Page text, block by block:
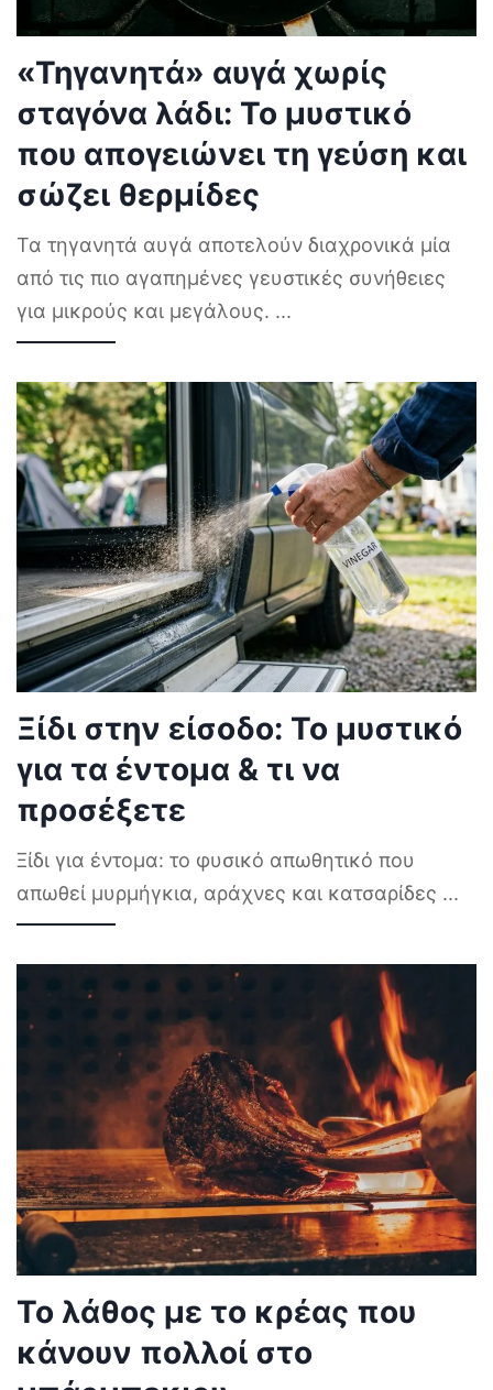
«Τηγανητά» αυγά χωρίς
σταγόνα λάδι: Το μυστικό
που απογειώνει τη γεύση και
σώζει θερμίδες
Τα τηγανητά αυγά αποτελούν διαχρονικά μία
από τις πιο αγαπημένες γευστικές συνήθειες
για μικρούς και μεγάλους. ...
Ξίδι στην είσοδο: Το μυστικό
για τα έντομα & τι να
προσέξετε
Ξίδι για έντομα: το φυσικό απωθητικό που
απωθεί μυρμήγκια, αράχνες και κατσαρίδες ...
Το λάθος με το κρέας που
κάνουν πολλοί στο